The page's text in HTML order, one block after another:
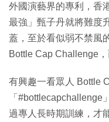
外國演藝界的專利，香
最強」甄子丹就將難度
蓋，至於看似弱不禁風
Bottle Cap Challenge
有興趣一看眾人 Bottle
「#bottlecapchallenge
過專人長時期訓練，才